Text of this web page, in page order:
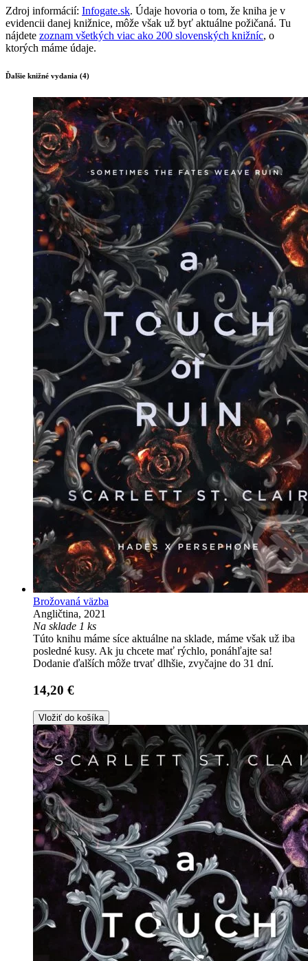
Zdroj informácií: Infogate.sk. Údaje hovoria o tom, že kniha je v
evidencii danej knižnice, môže však už byť aktuálne požičaná. Tu
nájdete zoznam všetkých viac ako 200 slovenských knižníc, o
ktorých máme údaje.
Ďalšie knižné vydania (4)
Brožovaná väzba
Angličtina, 2021
Na sklade 1 ks
Túto knihu máme síce aktuálne na sklade, máme však už iba
posledné kusy. Ak ju chcete mať rýchlo, ponáhľajte sa!
Dodanie ďalších môže trvať dlhšie, zvyčajne do 31 dní.
14,20 €
Vložiť do košíka